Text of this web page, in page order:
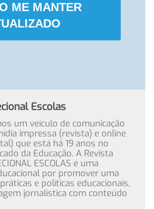
ME MANTER
Escolas
um veículo de comunicação
impressa (revista) e online
que está há 19 anos no
da Educação. A Revista
ESCOLAS é uma
por promover uma
e políticas educacionais,
jornalística com conteúdo